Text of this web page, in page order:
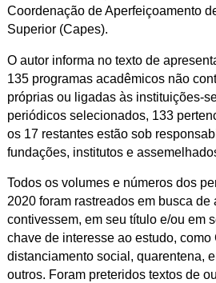
Coordenação de Aperfeiçoamento
Superior (Capes).
O autor informa no texto de
135 programas acadêmicos não
próprias ou ligadas às instituições-
periódicos selecionados, 133
os 17 restantes estão sob
fundações, institutos e
Todos os volumes e números dos
2020 foram rastreados em busca de
contivessem, em seu título e/ou em
chave de interesse ao estudo,
distanciamento social, quarentena,
outros. Foram preteridos textos de